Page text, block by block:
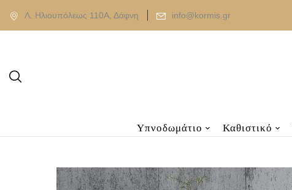
Λ. Ηλιουπόλεως 110Α, Δάφνη info@kormis.gr
Υπνοδωμάτιο Καθιστικό